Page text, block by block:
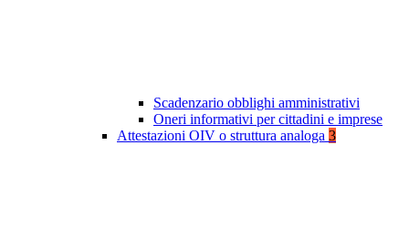
Scadenzario obblighi amministrativi
Oneri informativi per cittadini e imprese
Attestazioni OIV o struttura analoga 3